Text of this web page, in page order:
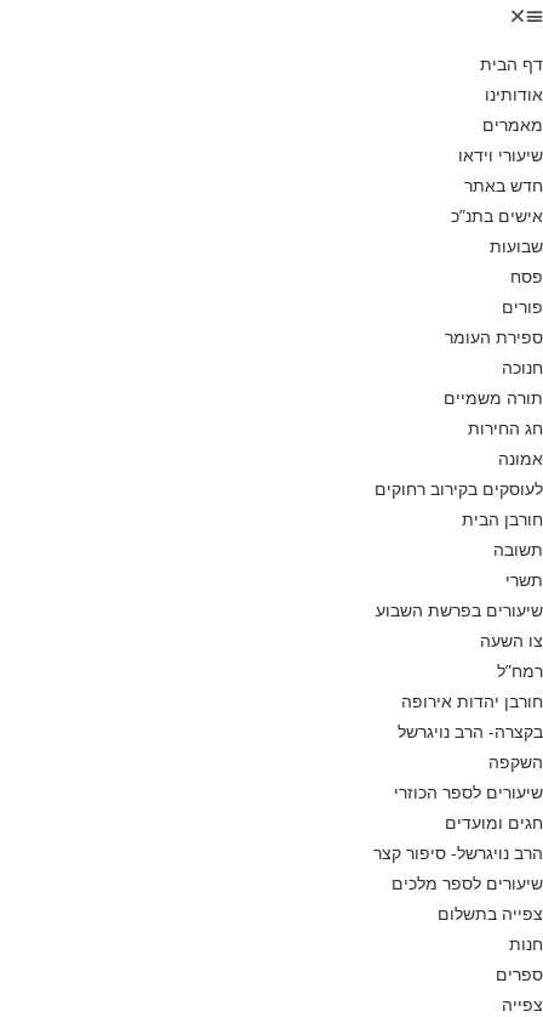
דף הבית
אודותינו
מאמרים
שיעורי וידאו
חדש באתר
אישים בתנ”כ
שבועות
פסח
פורים
ספירת העומר
חנוכה
תורה משמיים
חג החירות
אמונה
לעוסקים בקירוב רחוקים
חורבן הבית
תשובה
תשרי
שיעורים בפרשת השבוע
צו השעה
רמח”ל
חורבן יהדות אירופה
בקצרה- הרב נויגרשל
השקפה
שיעורים לספר הכוזרי
חגים ומועדים
הרב נויגרשל- סיפור קצר
שיעורים לספר מלכים
צפייה בתשלום
חנות
ספרים
צפייה